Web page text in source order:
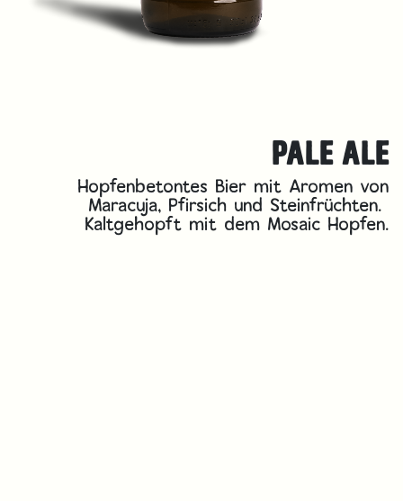
PALE ALE
Hopfenbetontes Bier mit Aromen von
Maracuja, Pfirsich und Steinfrüchten. ​
Kaltgehopft mit dem Mosaic Hopfen.